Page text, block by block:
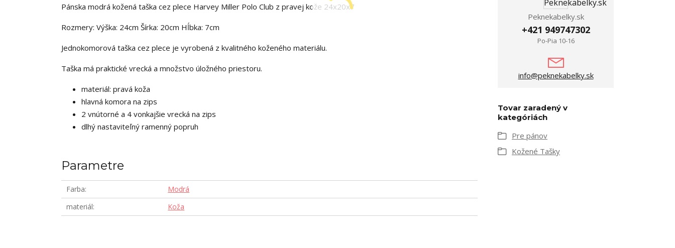
Pánska modrá kožená taška cez plece Harvey Miller Polo Club z pravej kože 24x20x7
Rozmery: Výška: 24cm Šírka: 20cm Hĺbka: 7cm
Jednokomorová taška cez plece je vyrobená z kvalitného koženého materiálu.
Taška má praktické vrecká a množstvo úložného priestoru.
materiál: pravá koža
hlavná komora na zips
2 vnútorné a 4 vonkajšie vrecká na zips
dlhý nastaviteľný ramenný popruh
Parametre
Farba
Modrá
materiál
Koža
Peknekabelky.sk
+421 949747302
Po-Pia 10-16
info@peknekabelky.sk
Tovar zaradený v
kategóriách
Pre pánov
Kožené Tašky